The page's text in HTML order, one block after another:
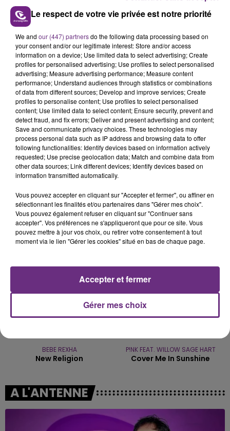
LE MAGASIN JOUÉCLUB DE REIMS FERME
SES PORTES
C'était l'une des institutions du centre-ville
rémois. Le magasin JouéClub est contraint de
fermer ses portes.
TITRES DIFFUSÉS
6h20
6h20
ORIA
Soiree Mondaine
6h17
6h17
ROSA LINN
Snap
6h14
6h14
BEBE REXHA
New Religion
6h11
6h11
P!NK FEAT. WILLOW SAGE HART
Cover Me In Sunshine
A L'ANTENNE
Le respect de votre vie privée est notre priorité
We and our (447) partnersdo the following data processing based on
your consent and/or our legitimate interest: Store and/or access
information on a device; Use limited data to select advertising; Create
profiles for personalised advertising; Use profiles to select personalised
advertising; Measure advertising performance; Measure content
performance; Understand audiences through statistics or combinations
of data from different sources; Develop and improve services; Create
profiles to personalise content; Use profiles to select personalised
content; Use limited data to select content; Ensure security, prevent and
detect fraud, and fix errors; Deliver and present advertising and content;
Save and communicate privacy choices. These technologies may
process personal data such as IP address and browsing data to offer
following functionalities: Identify devices based on information actively
requested; Use precise geolocation data; Match and combine data from
other data sources; Link different devices; Identify devices based on
information transmitted automatically.
Vous pouvez accepter en cliquant sur "Accepter et fermer", ou affiner en
sélectionnant les finalités et/ou partenaires dans "Gérer mes choix".
Vous pouvez également refuser en cliquant sur "Continuer sans
accepter". Vos préférences ne s'appliqueront que pour ce site. Vous
pouvez mettre à jour vos choix, ou retirer votre consentement à tout
moment via le lien "Gérer les cookies" situé en bas de chaque page.
Gérer mes choix
Accepter et fermer